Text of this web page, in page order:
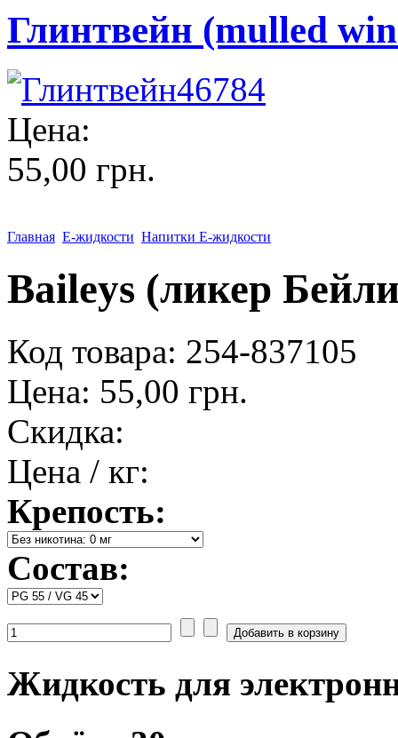
Глинтвейн (mulled
Цена:
55,00 грн.
Главная Е-жидкости Напитки Е-жидкости
Baileys (ликер
Код товара: 254-837105
Цена: 55,00 грн.
Скидка:
Цена / кг:
Крепость:
Состав:
Жидкость для